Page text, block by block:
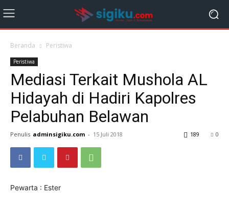
Beranda Peristiwa
Peristiwa
Mediasi Terkait Mushola AL
Hidayah di Hadiri Kapolres
Pelabuhan Belawan
Penulis adminsigiku.com - 15 Juli 2018 0
189
Pewarta : Ester